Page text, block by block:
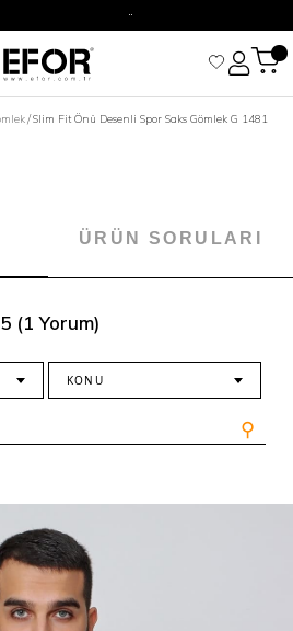
günü içerisinde kargoya verilecektir.
Alışverişizine Kargo Ücretsiz.
Slim Fit Önü Desenli Spor Saks Gömlek G 1481
ÜRÜN SORULARI
(1 Yorum)
KONU
⚲